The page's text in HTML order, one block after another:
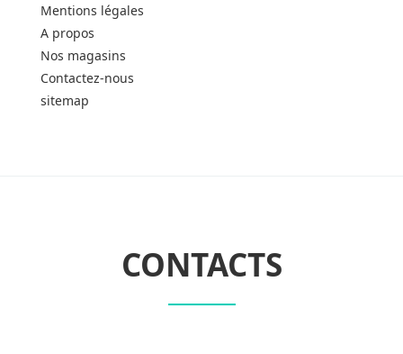
Mentions légales
A propos
Nos magasins
Contactez-nous
sitemap
CONTACTS